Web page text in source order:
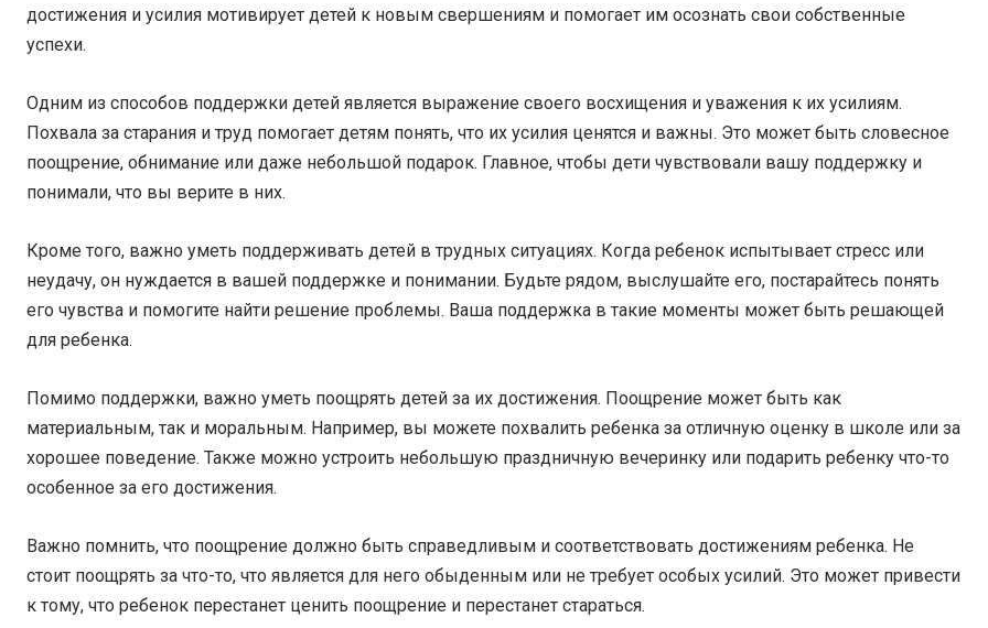
достижения и усилия мотивирует детей к новым свершениям и помогает им осознать свои собственные
успехи.
Одним из способов поддержки детей является выражение своего восхищения и уважения к их усилиям.
Похвала за старания и труд помогает детям понять, что их усилия ценятся и важны. Это может быть словесное
поощрение, обнимание или даже небольшой подарок. Главное, чтобы дети чувствовали вашу поддержку и
понимали, что вы верите в них.
Кроме того, важно уметь поддерживать детей в трудных ситуациях. Когда ребенок испытывает стресс или
неудачу, он нуждается в вашей поддержке и понимании. Будьте рядом, выслушайте его, постарайтесь понять
его чувства и помогите найти решение проблемы. Ваша поддержка в такие моменты может быть решающей
для ребенка.
Помимо поддержки, важно уметь поощрять детей за их достижения. Поощрение может быть как
материальным, так и моральным. Например, вы можете похвалить ребенка за отличную оценку в школе или за
хорошее поведение. Также можно устроить небольшую праздничную вечеринку или подарить ребенку что-то
особенное за его достижения.
Важно помнить, что поощрение должно быть справедливым и соответствовать достижениям ребенка. Не
стоит поощрять за что-то, что является для него обыденным или не требует особых усилий. Это может привести
к тому, что ребенок перестанет ценить поощрение и перестанет стараться.